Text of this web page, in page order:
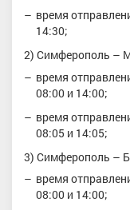
время
14:30;
2) Симферополь –
время
08:00 и 14:00;
время
08:05 и 14:05;
3) Симферополь –
время
08:00 и 14:00;